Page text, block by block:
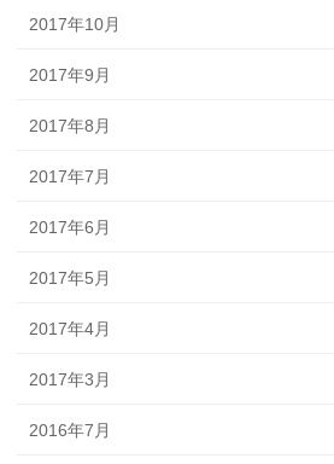
2017年10月
2017年9月
2017年8月
2017年7月
2017年6月
2017年5月
2017年4月
2017年3月
2016年7月